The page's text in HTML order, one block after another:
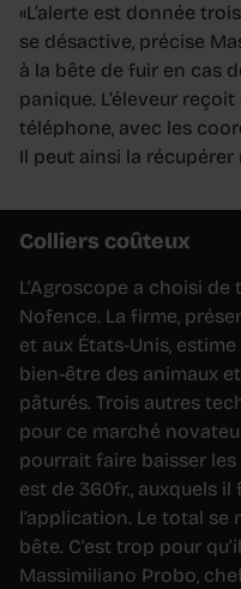
«L’alerte est donnée
se désactive, précise
à la bête de fuir en cas
panique. L’éleveur
téléphone, avec les
Il peut ainsi la récupérer
Colliers coûteux
L’Agroscope a choisi
Nofence. La firme,
et aux États-Unis,
bien-être des animaux
pâturés. Trois autres
pour ce marché
pourrait faire baisser les
est de 360fr., auxquels
l’application. Le total
bête. C’est trop pour
Massimiliano Probo,